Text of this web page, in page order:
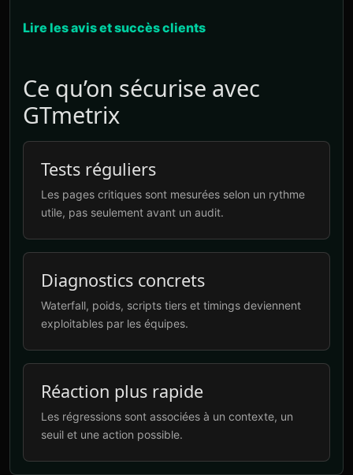
Lire les avis et succès clients
Ce qu’on sécurise avec
GTmetrix
Tests réguliers
Les pages critiques sont mesurées selon un rythme
utile, pas seulement avant un audit.
Diagnostics concrets
Waterfall, poids, scripts tiers et timings deviennent
exploitables par les équipes.
Réaction plus rapide
Les régressions sont associées à un contexte, un
seuil et une action possible.